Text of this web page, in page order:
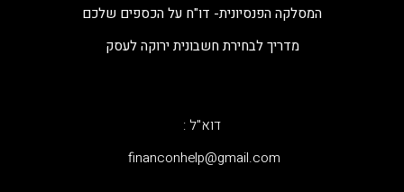
המסלקה הפנסיונית- דו"ח על הכספים שלכם
מדריך לבחירת חשבונית ירוקה לעסק
דוא"ל :
‫financonhelp@gmail.com‬